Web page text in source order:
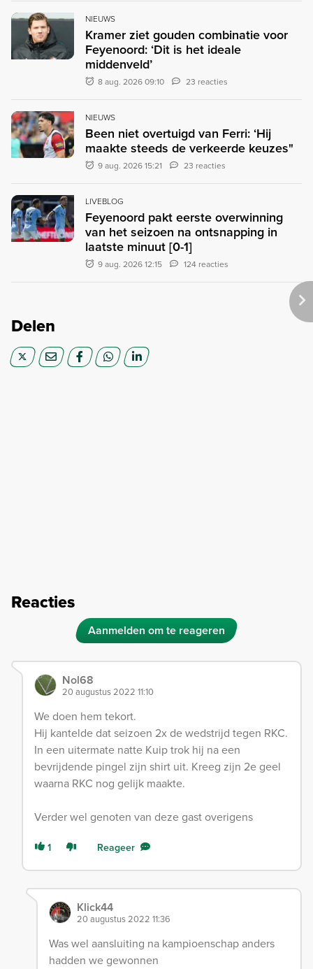
NIEUWS
Kramer ziet gouden combinatie voor
Feyenoord: ‘Dit is het ideale
middenveld’
8 aug. 2026 09:10 23 reacties
NIEUWS
Been niet overtuigd van Ferri: ‘Hij
maakte steeds de verkeerde keuzes"
9 aug. 2026 15:21 23 reacties
LIVEBLOG
Feyenoord pakt eerste overwinning
van het seizoen na ontsnapping in
laatste minuut [0-1]
9 aug. 2026 12:15 124 reacties
Delen
Reacties
Aanmelden om te reageren
Nol68
20 augustus 2022 11:10
We doen hem tekort.
Hij kantelde dat seizoen 2x de wedstrijd tegen RKC.
In een uitermate natte Kuip trok hij na een
bevrijdende pingel zijn shirt uit. Kreeg zijn 2e geel
waarna RKC nog gelijk maakte.
Verder wel genoten van deze gast overigens
1 Reageer
Klick44
20 augustus 2022 11:36
Was wel aansluiting na kampioenschap anders
hadden we gewonnen